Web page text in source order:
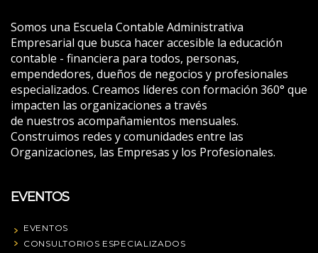
Somos una Escuela Contable Administrativa
Empresarial que busca hacer accesible la educación
contable - financiera para todos, personas,
empendedores, dueños de negocios y profesionales
especializados. Creamos líderes con formación 360° que
impacten las organizaciones a través
de nuestros acompañamientos mensuales.
Construimos redes y comunidades entre las
Organizaciones, las Empresas y los Profesionales.
EVENTOS
EVENTOS
CONSULTORIOS ESPECIALIZADOS